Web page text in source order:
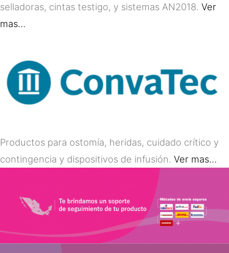
selladoras, cintas testigo, y sistemas AN2018. Ver
mas…
Productos para ostomía, heridas, cuidado crítico y
contingencia y dispositivos de infusión. Ver mas…